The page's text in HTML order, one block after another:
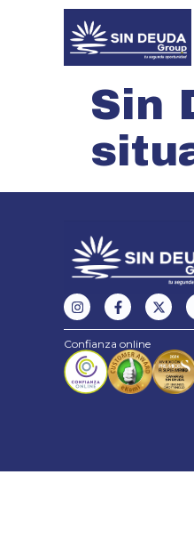
Sin
Confianza online